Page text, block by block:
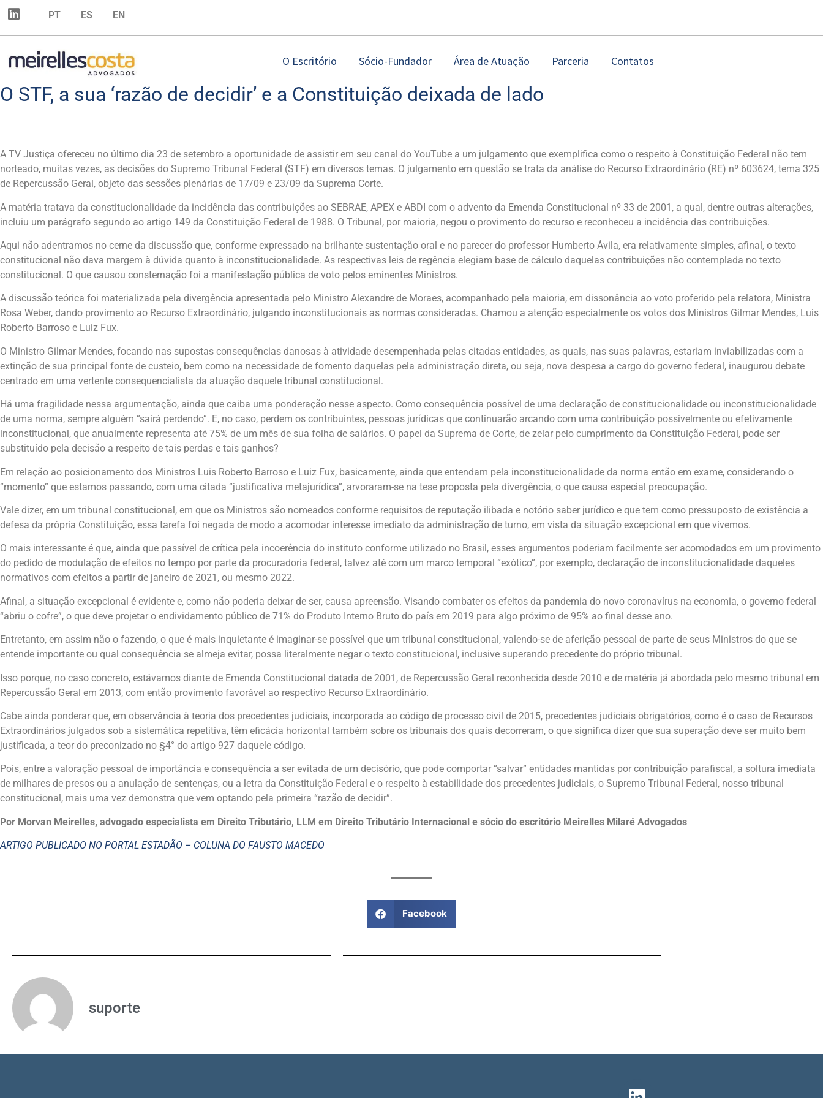
PT ES EN
O Escritório Sócio-Fundador Área de Atuação Parceria Contatos
O STF, a sua ‘razão de decidir’ e a Constituição deixada de lado
A TV Justiça ofereceu no último dia 23 de setembro a oportunidade de assistir em seu canal do YouTube a um julgamento que exemplifica como o respeito à Constituição Federal não tem
norteado, muitas vezes, as decisões do Supremo Tribunal Federal (STF) em diversos temas. O julgamento em questão se trata da análise do Recurso Extraordinário (RE) nº 603624, tema 325
de Repercussão Geral, objeto das sessões plenárias de 17/09 e 23/09 da Suprema Corte.
A matéria tratava da constitucionalidade da incidência das contribuições ao SEBRAE, APEX e ABDI com o advento da Emenda Constitucional nº 33 de 2001, a qual, dentre outras alterações,
incluiu um parágrafo segundo ao artigo 149 da Constituição Federal de 1988. O Tribunal, por maioria, negou o provimento do recurso e reconheceu a incidência das contribuições.
Aqui não adentramos no cerne da discussão que, conforme expressado na brilhante sustentação oral e no parecer do professor Humberto Ávila, era relativamente simples, afinal, o texto
constitucional não dava margem à dúvida quanto à inconstitucionalidade. As respectivas leis de regência elegiam base de cálculo daquelas contribuições não contemplada no texto
constitucional. O que causou consternação foi a manifestação pública de voto pelos eminentes Ministros.
A discussão teórica foi materializada pela divergência apresentada pelo Ministro Alexandre de Moraes, acompanhado pela maioria, em dissonância ao voto proferido pela relatora, Ministra
Rosa Weber, dando provimento ao Recurso Extraordinário, julgando inconstitucionais as normas consideradas. Chamou a atenção especialmente os votos dos Ministros Gilmar Mendes, Luis
Roberto Barroso e Luiz Fux.
O Ministro Gilmar Mendes, focando nas supostas consequências danosas à atividade desempenhada pelas citadas entidades, as quais, nas suas palavras, estariam inviabilizadas com a
extinção de sua principal fonte de custeio, bem como na necessidade de fomento daquelas pela administração direta, ou seja, nova despesa a cargo do governo federal, inaugurou debate
centrado em uma vertente consequencialista da atuação daquele tribunal constitucional.
Há uma fragilidade nessa argumentação, ainda que caiba uma ponderação nesse aspecto. Como consequência possível de uma declaração de constitucionalidade ou inconstitucionalidade
de uma norma, sempre alguém “sairá perdendo”. E, no caso, perdem os contribuintes, pessoas jurídicas que continuarão arcando com uma contribuição possivelmente ou efetivamente
inconstitucional, que anualmente representa até 75% de um mês de sua folha de salários. O papel da Suprema de Corte, de zelar pelo cumprimento da Constituição Federal, pode ser
substituído pela decisão a respeito de tais perdas e tais ganhos?
Em relação ao posicionamento dos Ministros Luis Roberto Barroso e Luiz Fux, basicamente, ainda que entendam pela inconstitucionalidade da norma então em exame, considerando o
“momento” que estamos passando, com uma citada “justificativa metajurídica”, arvoraram-se na tese proposta pela divergência, o que causa especial preocupação.
Vale dizer, em um tribunal constitucional, em que os Ministros são nomeados conforme requisitos de reputação ilibada e notório saber jurídico e que tem como pressuposto de existência a
defesa da própria Constituição, essa tarefa foi negada de modo a acomodar interesse imediato da administração de turno, em vista da situação excepcional em que vivemos.
O mais interessante é que, ainda que passível de crítica pela incoerência do instituto conforme utilizado no Brasil, esses argumentos poderiam facilmente ser acomodados em um provimento
do pedido de modulação de efeitos no tempo por parte da procuradoria federal, talvez até com um marco temporal “exótico”, por exemplo, declaração de inconstitucionalidade daqueles
normativos com efeitos a partir de janeiro de 2021, ou mesmo 2022.
Afinal, a situação excepcional é evidente e, como não poderia deixar de ser, causa apreensão. Visando combater os efeitos da pandemia do novo coronavírus na economia, o governo federal
“abriu o cofre”, o que deve projetar o endividamento público de 71% do Produto Interno Bruto do país em 2019 para algo próximo de 95% ao final desse ano.
Entretanto, em assim não o fazendo, o que é mais inquietante é imaginar-se possível que um tribunal constitucional, valendo-se de aferição pessoal de parte de seus Ministros do que se
entende importante ou qual consequência se almeja evitar, possa literalmente negar o texto constitucional, inclusive superando precedente do próprio tribunal.
Isso porque, no caso concreto, estávamos diante de Emenda Constitucional datada de 2001, de Repercussão Geral reconhecida desde 2010 e de matéria já abordada pelo mesmo tribunal em
Repercussão Geral em 2013, com então provimento favorável ao respectivo Recurso Extraordinário.
Cabe ainda ponderar que, em observância à teoria dos precedentes judiciais, incorporada ao código de processo civil de 2015, precedentes judiciais obrigatórios, como é o caso de Recursos
Extraordinários julgados sob a sistemática repetitiva, têm eficácia horizontal também sobre os tribunais dos quais decorreram, o que significa dizer que sua superação deve ser muito bem
justificada, a teor do preconizado no §4° do artigo 927 daquele código.
Pois, entre a valoração pessoal de importância e consequência a ser evitada de um decisório, que pode comportar “salvar” entidades mantidas por contribuição parafiscal, a soltura imediata
de milhares de presos ou a anulação de sentenças, ou a letra da Constituição Federal e o respeito à estabilidade dos precedentes judiciais, o Supremo Tribunal Federal, nosso tribunal
constitucional, mais uma vez demonstra que vem optando pela primeira “razão de decidir”.
Por Morvan Meirelles, advogado especialista em Direito Tributário, LLM em Direito Tributário Internacional e sócio do escritório Meirelles Milaré Advogados
ARTIGO PUBLICADO NO PORTAL ESTADÃO – COLUNA DO FAUSTO MACEDO
Facebook
suporte